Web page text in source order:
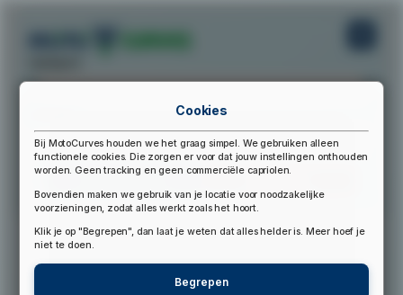
▲
Cookies
Bij MotoCurves houden we het graag simpel. We gebruiken alleen
functionele cookies. Die zorgen er voor dat jouw instellingen onthouden
worden. Geen tracking en geen commerciële capriolen.
Bovendien maken we gebruik van je locatie voor noodzakelijke
voorzieningen, zodat alles werkt zoals het hoort.
Klik je op "Begrepen", dan laat je weten dat alles helder is. Meer hoef je
niet te doen.
Begrepen